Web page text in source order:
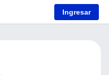
Ingresar